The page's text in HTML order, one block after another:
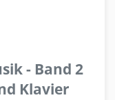
- Band 2
Klavier